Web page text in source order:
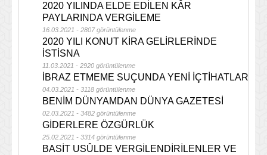
2020 YILINDA ELDE EDİLEN KÂR
PAYLARINDA VERGİLEME
16.03.2021 - 2807 görüntülenme
2020 YILI KONUT KİRA GELİRLERİNDE
İSTİSNA
11.03.2021 - 2920 görüntülenme
İBRAZ ETMEME SUÇUNDA YENİ İÇTİHATLAR
04.03.2021 - 3118 görüntülenme
BENİM DÜNYAMDAN DÜNYA GAZETESİ
02.03.2021 - 3482 görüntülenme
GİDERLERE ÖZGÜRLÜK
25.02.2021 - 3314 görüntülenme
BASİT USÛLDE VERGİLENDİRİLENLER VE